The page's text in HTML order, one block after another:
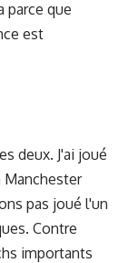
parce que
est
deux. J'ai joué
Manchester
pas joué l'un
Contre
importants